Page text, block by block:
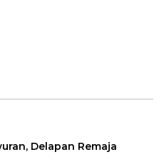
Delapan Remaja